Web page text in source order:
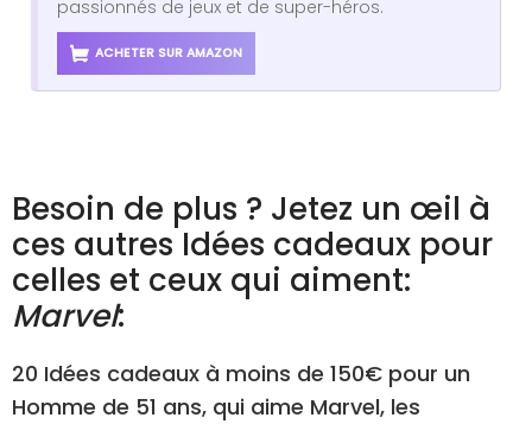
passionnés de jeux et de super-héros.
ACHETER SUR AMAZON
Besoin de plus ? Jetez un œil à
ces autres Idées cadeaux pour
celles et ceux qui aiment:
Marvel:
20 Idées cadeaux à moins de 150€ pour un
Homme de 51 ans, qui aime Marvel, les